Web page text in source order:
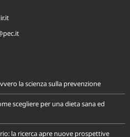
la scienza sulla prevenzione
scegliere per una dieta sana ed